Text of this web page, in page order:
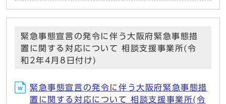
緊急事態宣言の発令に伴う大阪府緊急事態措
置に関する対応について 相談支援事業所(令
和2年4月8日付け)
緊急事態宣言の発令に伴う大阪府緊急事態措
置に関する対応について 相談支援事業所(令